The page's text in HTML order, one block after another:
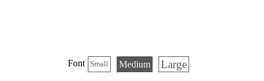
Font Small Medium Large